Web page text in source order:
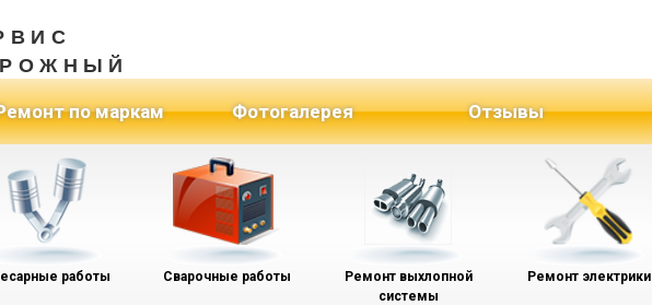
по маркам Фотогалерея Отзывы
работы Сварочные работы
Ремонт выхлопной
системы
Ремонт электрики